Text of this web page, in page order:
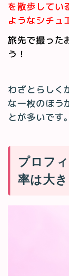
を散歩してい
ようなシチュ
旅先で撮った
う！
わざとらしく
な一枚のほう
とが多いです。
プロフ
率は大